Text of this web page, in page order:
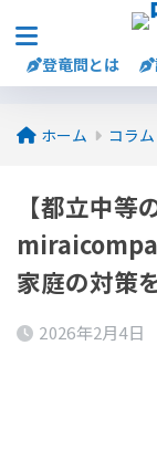
登竜問とは
ホーム コラム
【都立中等
家庭の対策
2026年2月4日